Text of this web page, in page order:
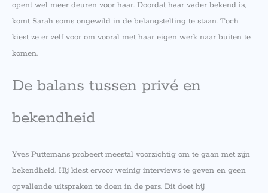
opent wel meer deuren voor haar. Doordat haar vader bekend is,
komt Sarah soms ongewild in de belangstelling te staan. Toch
kiest ze er zelf voor om vooral met haar eigen werk naar buiten te
komen.
De balans tussen privé en
bekendheid
Yves Puttemans probeert meestal voorzichtig om te gaan met zijn
bekendheid. Hij kiest ervoor weinig interviews te geven en geen
opvallende uitspraken te doen in de pers. Dit doet hij